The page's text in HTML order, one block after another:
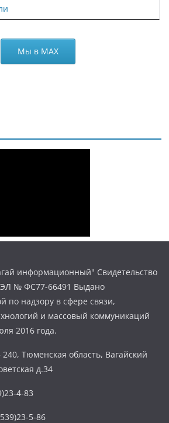
Мы в МАХ
информационный" Свидетельство
№ ФС77-66491 Выдано
по надзору в сфере связи,
и массовый коммуникаций
2016 года.
Тюменская область, Вагайский
д.34
4-83
5-86